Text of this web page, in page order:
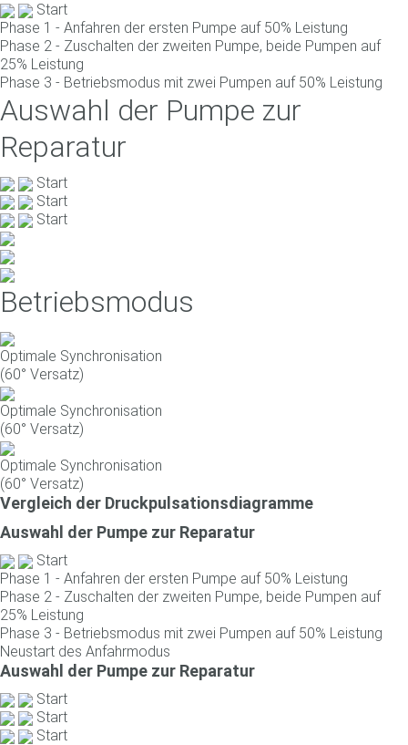
Start
Phase 1 - Anfahren der ersten Pumpe auf 50% Leistung
Phase 2 - Zuschalten der zweiten Pumpe, beide Pumpen auf
25% Leistung
Phase 3 - Betriebsmodus mit zwei Pumpen auf 50% Leistung
Auswahl der Pumpe zur
Reparatur
Start
Start
Start
Betriebsmodus
Optimale Synchronisation
(60° Versatz)
Optimale Synchronisation
(60° Versatz)
Optimale Synchronisation
(60° Versatz)
Vergleich der Druckpulsationsdiagramme
Auswahl der Pumpe zur Reparatur
Start
Phase 1 - Anfahren der ersten Pumpe auf 50% Leistung
Phase 2 - Zuschalten der zweiten Pumpe, beide Pumpen auf
25% Leistung
Phase 3 - Betriebsmodus mit zwei Pumpen auf 50% Leistung
Neustart des Anfahrmodus
Auswahl der Pumpe zur Reparatur
Start
Start
Start